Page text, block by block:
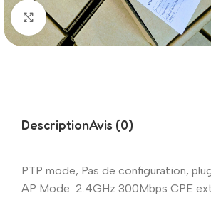
Click to enlarge
DescriptionAvis (0)
PTP mode, Pas de configuration,
AP Mode 2.4GHz 300Mbps CPE